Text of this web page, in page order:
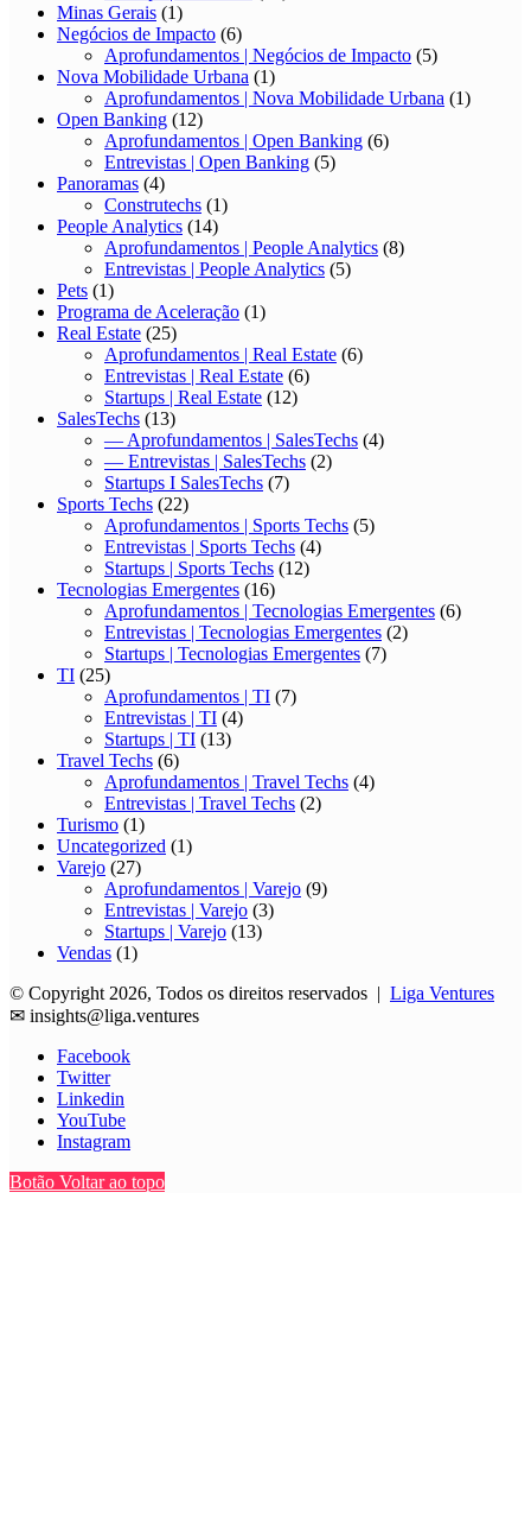
Minas Gerais (1)
Negócios de Impacto (6)
Aprofundamentos | Negócios de Impacto (5)
Nova Mobilidade Urbana (1)
Aprofundamentos | Nova Mobilidade Urbana (1)
Open Banking (12)
Aprofundamentos | Open Banking (6)
Entrevistas | Open Banking (5)
Panoramas (4)
Construtechs (1)
People Analytics (14)
Aprofundamentos | People Analytics (8)
Entrevistas | People Analytics (5)
Pets (1)
Programa de Aceleração (1)
Real Estate (25)
Aprofundamentos | Real Estate (6)
Entrevistas | Real Estate (6)
Startups | Real Estate (12)
SalesTechs (13)
— Aprofundamentos | SalesTechs (4)
— Entrevistas | SalesTechs (2)
Startups I SalesTechs (7)
Sports Techs (22)
Aprofundamentos | Sports Techs (5)
Entrevistas | Sports Techs (4)
Startups | Sports Techs (12)
Tecnologias Emergentes (16)
Aprofundamentos | Tecnologias Emergentes (6)
Entrevistas | Tecnologias Emergentes (2)
Startups | Tecnologias Emergentes (7)
TI (25)
Aprofundamentos | TI (7)
Entrevistas | TI (4)
Startups | TI (13)
Travel Techs (6)
Aprofundamentos | Travel Techs (4)
Entrevistas | Travel Techs (2)
Turismo (1)
Uncategorized (1)
Varejo (27)
Aprofundamentos | Varejo (9)
Entrevistas | Varejo (3)
Startups | Varejo (13)
Vendas (1)
© Copyright 2026, Todos os direitos reservados | Liga Ventures
✉ insights@liga.ventures
Facebook
Twitter
Linkedin
YouTube
Instagram
Botão Voltar ao topo